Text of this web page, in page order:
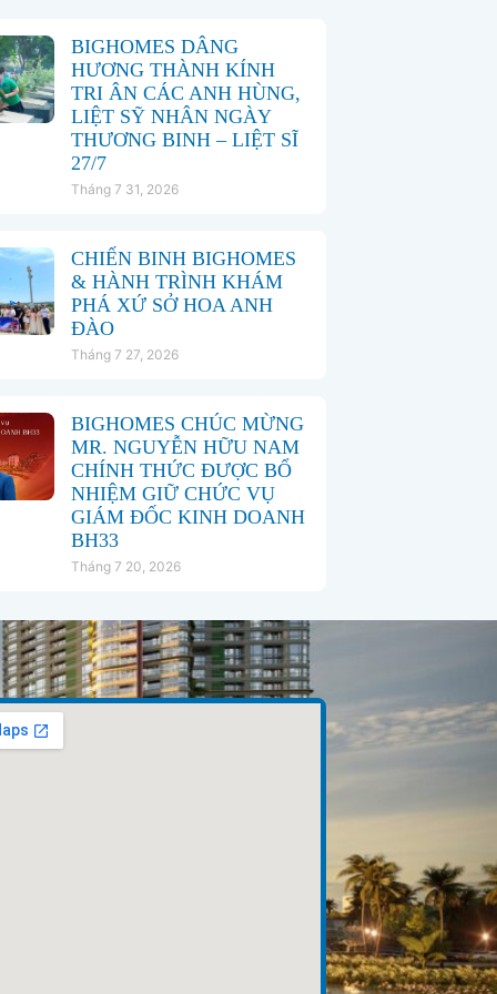
BIGHOMES DÂNG
HƯƠNG THÀNH KÍNH
TRI ÂN CÁC ANH HÙNG,
LIỆT SỸ NHÂN NGÀY
THƯƠNG BINH – LIỆT SĨ
27/7
Tháng 7 31, 2026
CHIẾN BINH BIGHOMES
& HÀNH TRÌNH KHÁM
PHÁ XỨ SỞ HOA ANH
ĐÀO
Tháng 7 27, 2026
BIGHOMES CHÚC MỪNG
MR. NGUYỄN HỮU NAM
CHÍNH THỨC ĐƯỢC BỔ
NHIỆM GIỮ CHỨC VỤ
GIÁM ĐỐC KINH DOANH
BH33
Tháng 7 20, 2026